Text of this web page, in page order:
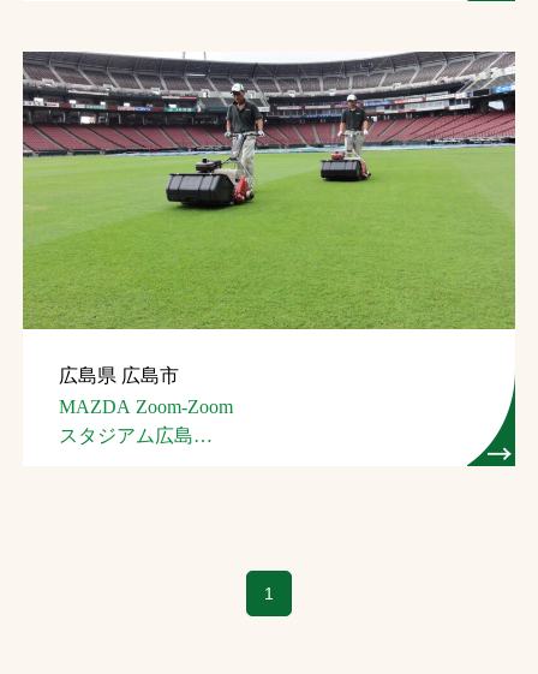
ソーシャルメディアポリシー
Instagram
FacebookYouTube
文字の見えづらさや操作にお困りの方へ
広島県 広島市
MAZDA Zoom-Zoom
スタジアム広島
1